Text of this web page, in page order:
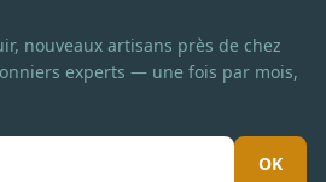
nouveaux artisans près de chez
experts — une fois par mois,
OK